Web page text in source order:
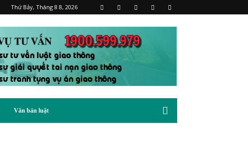
Thứ Bảy, Tháng 8 8, 2026
Văn bản luật